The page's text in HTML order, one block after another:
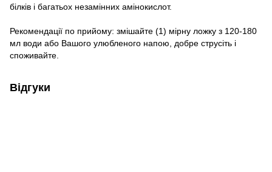
білків і багатьох незамінних амінокислот.
Рекомендації по прийому: змішайте (1) мірну ложку з 120-180
мл води або Вашого улюбленого напою, добре струсіть і
споживайте.
Відгуки